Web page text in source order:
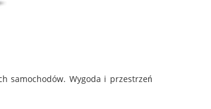
samochodów. Wygoda i przestrzeń